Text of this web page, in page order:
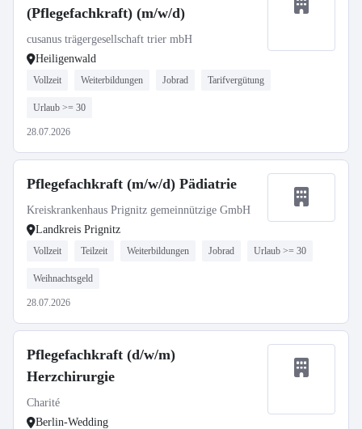
(Pflegefachkraft) (m/w/d)
cusanus trägergesellschaft trier mbH
Heiligenwald
Vollzeit Weiterbildungen Jobrad Tarifvergütung
Urlaub >= 30
28.07.2026
Pflegefachkraft (m/w/d) Pädiatrie
Kreiskrankenhaus Prignitz gemeinnützige GmbH
Landkreis Prignitz
Vollzeit Teilzeit Weiterbildungen Jobrad Urlaub >= 30
Weihnachtsgeld
28.07.2026
Pflegefachkraft (d/w/m)
Herzchirurgie
Charité
Berlin-Wedding